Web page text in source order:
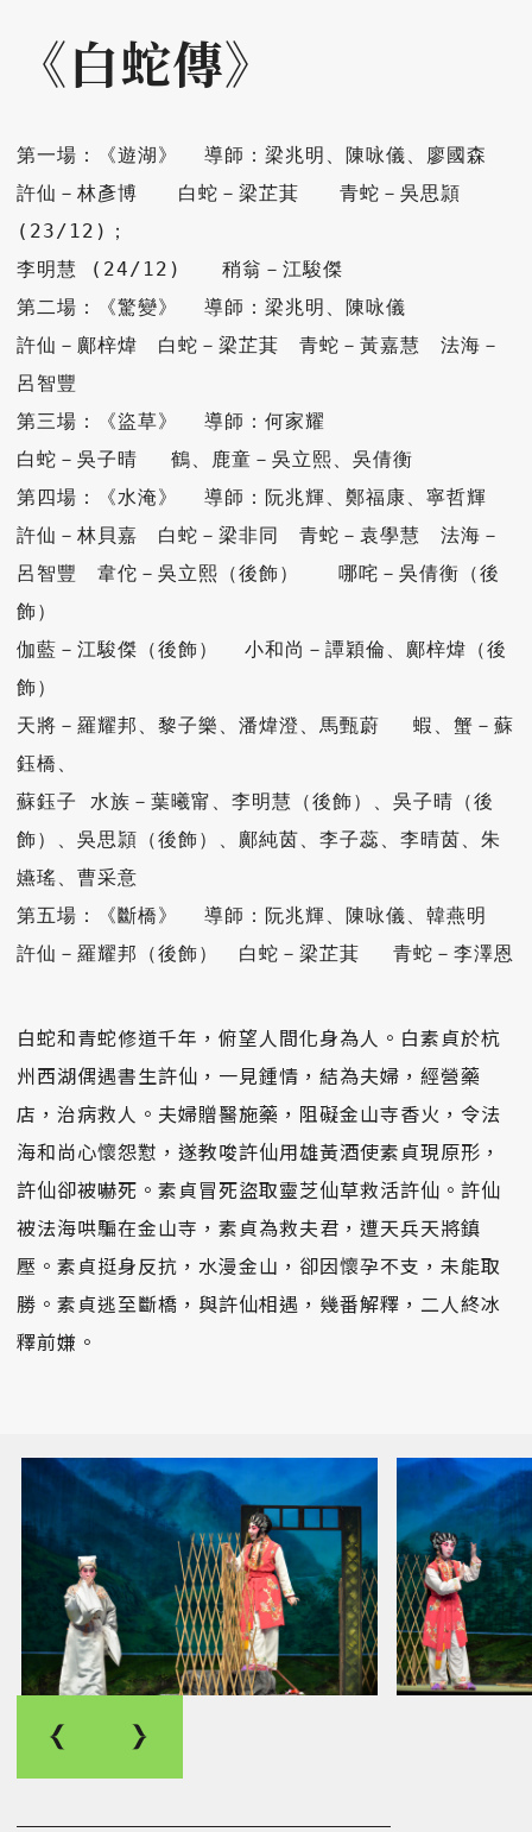
《白蛇傳》
第一場：《遊湖》  導師：梁兆明、陳咏儀、廖國森
許仙－林彥博　　白蛇－梁芷萁　　青蛇－吳思頴
(23/12)；
李明慧 (24/12)　　稍翁－江駿傑
第二場：《驚變》  導師：梁兆明、陳咏儀
許仙－鄺梓煒　白蛇－梁芷萁　青蛇－黃嘉慧　法海－
呂智豐
第三場：《盜草》  導師：何家耀
白蛇－吳子晴　 鶴、鹿童－吳立熙、吳倩衡
第四場：《水淹》  導師：阮兆輝、鄭福康、寧哲輝
許仙－林貝嘉　白蛇－梁非同　青蛇－袁學慧　法海－
呂智豐　韋佗－吳立熙（後飾）   哪咤－吳倩衡（後
飾）
伽藍－江駿傑（後飾）  小和尚－譚穎倫、鄺梓煒（後
飾）
天將－羅耀邦、黎子樂、潘煒澄、馬甄蔚 　蝦、蟹－蘇
鈺橋、
蘇鈺子 水族－葉曦甯、李明慧（後飾）、吳子晴（後
飾）、吳思頴（後飾）、鄺純茵、李子蕊、李晴茵、朱
嬿瑤、曹采意
第五場：《斷橋》  導師：阮兆輝、陳咏儀、韓燕明
許仙－羅耀邦（後飾）　白蛇－梁芷萁　 青蛇－李澤恩
白蛇和青蛇修道千年，俯望人間化身為人。白素貞於杭
州西湖偶遇書生許仙，一見鍾情，結為夫婦，經營藥
店，治病救人。夫婦贈醫施藥，阻礙金山寺香火，令法
海和尚心懷怨懟，遂教唆許仙用雄黃酒使素貞現原形，
許仙卻被嚇死。素貞冒死盜取靈芝仙草救活許仙。許仙
被法海哄騙在金山寺，素貞為救夫君，遭天兵天將鎮
壓。素貞挺身反抗，水漫金山，卻因懷孕不支，未能取
勝。素貞逃至斷橋，與許仙相遇，幾番解釋，二人終冰
釋前嫌。